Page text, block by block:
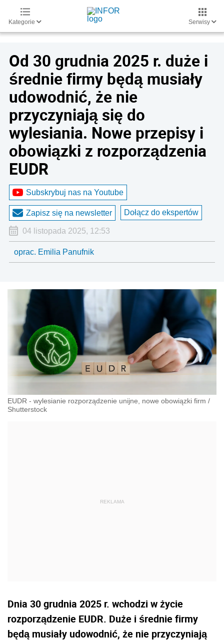
Kategorie Serwisy
Od 30 grudnia 2025 r. duże i
średnie firmy będą musiały
udowodnić, że nie
przyczyniają się do
wylesiania. Nowe przepisy i
obowiązki z rozporządzenia
EUDR
Subskrybuj nas na Youtube
Zapisz się na newsletter Dołącz do ekspertów
04 listopada 2025, 12:53
oprac. Emilia Panufnik
EUDR - wylesianie rozporządzenie unijne, nowe obowiązki firm /
Shutterstock
Dnia 30 grudnia 2025 r. wchodzi w życie
rozporządzenie EUDR. Duże i średnie firmy
będą musiały udowodnić, że nie przyczyniają